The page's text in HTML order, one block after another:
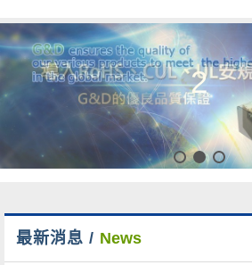
2
最新消息 / News